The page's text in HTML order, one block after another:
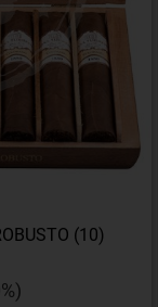
(10)